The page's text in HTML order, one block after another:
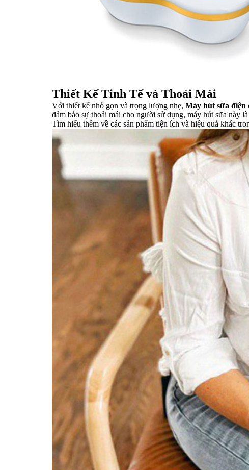
Thiết Kế Tinh Tế và Thoải Mái
Với thiết kế nhỏ gọn và trọng lượng nhẹ, Máy hút sữa điện
đảm bảo sự thoải mái cho người sử dụng, máy hút sữa này
Tìm hiểu thêm về các sản phẩm tiện ích và hiệu quả khác